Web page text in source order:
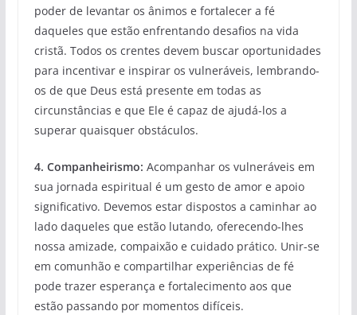
poder de levantar os ânimos e fortalecer a fé
daqueles que estão enfrentando desafios na vida
cristã. Todos os crentes devem buscar oportunidades
para incentivar e inspirar os vulneráveis, lembrando-
os de que Deus está presente em todas as
circunstâncias e que Ele é capaz de ajudá-los a
superar quaisquer obstáculos.
4. Companheirismo: Acompanhar os vulneráveis em
sua jornada espiritual é um gesto de amor e apoio
significativo. Devemos estar dispostos a caminhar ao
lado daqueles que estão lutando, oferecendo-lhes
nossa amizade, compaixão e cuidado prático. Unir-se
em comunhão e compartilhar experiências de fé
pode trazer esperança e fortalecimento aos que
estão passando por momentos difíceis.